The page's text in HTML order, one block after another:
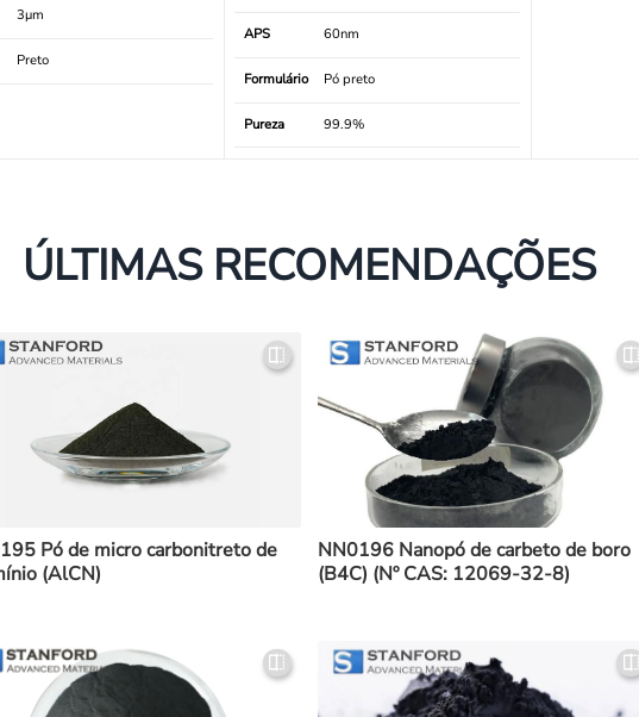
3μm
Preto
APS 60nm
Formulário Pó preto
Pureza 99.9%
ÚLTIMAS RECOMENDAÇÕES
Pó de micro carbonitreto de
(AlCN)
NN0196 Nanopó de carbeto de boro
(B4C) (Nº CAS: 12069-32-8)